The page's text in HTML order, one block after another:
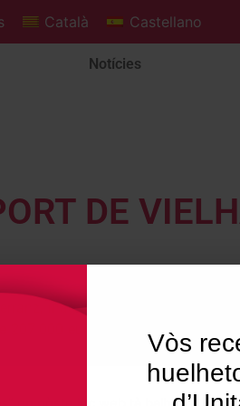
Català Castellano
Notícies
DE
inaguró ayer el camino
euros. Se trata de una
Vòs